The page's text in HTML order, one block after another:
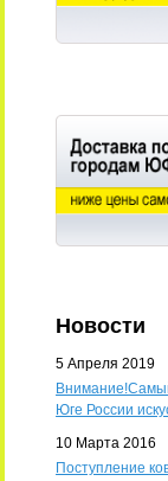
Новости
5 Апреля 2019
Юге России
10 Марта 2016
Поступление